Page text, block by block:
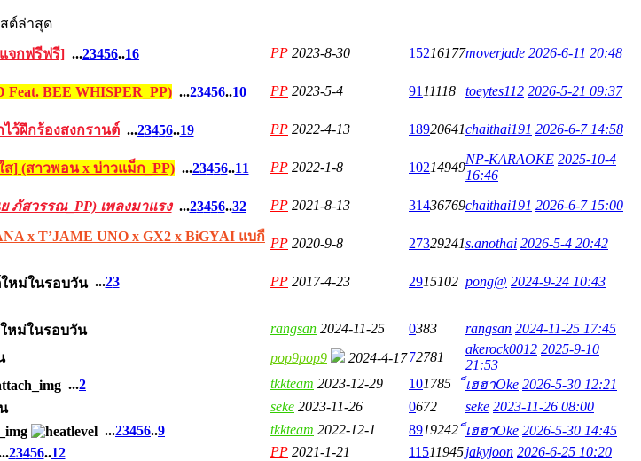
ต์ล่าสุด
จกฟรีฟรี] ...23456..16 PP 2023-8-30 15216177moverjade 2026-6-11 20:48
BEE WHISPER_PP) ...23456..10 PP 2023-5-4 91 11118 toeytes112 2026-5-21 09:37
ไว้ฝึกร้องสงกรานต์ ...23456..19 PP 2022-4-13 18920641chaithai191 2026-6-7 14:58
] (สาวพอน x บ่าวแม็ก_PP) ...23456..11 PP 2022-1-8 10214949
NP-KARAOKE 2025-10-4
16:46
ภัสวรรณ_PP) เพลงมาแรง ...23456..32 PP 2021-8-13 31436769chaithai191 2026-6-7 15:00
x T’JAME UNO x GX2 x BiGYAI แบกื PP 2020-9-8 27329241s.anothai 2026-5-4 20:42
...23 PP 2017-4-23 2915102 pong@ 2024-9-24 10:43
rangsan 2024-11-25 0383 rangsan 2024-11-25 17:45
pop9pop9 2024-4-1772781
akerock0012 2025-9-10
21:53
...2 tkkteam 2023-12-29 101785 ็เฮฮาOke 2026-5-30 12:21
seke 2023-11-26 0672 seke 2023-11-26 08:00
...23456..9 tkkteam 2022-12-1 8919242 ็เฮฮาOke 2026-5-30 14:45
23456..12 PP 2021-1-21 11511945jakyjoon 2026-6-25 10:20